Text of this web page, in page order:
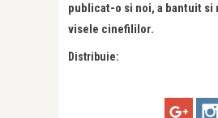
publicat-o si noi, a bantuit si
visele cinefililor.
Distribuie: